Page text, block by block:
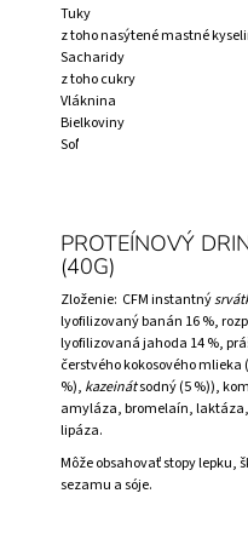
Tuky
z toho nasýtené mastné
Sacharidy
z toho cukry
Vláknina
Bielkoviny
Soľ
PROTEÍNOVÝ
(40G)
Zloženie: CFM instantný
lyofilizovaný banán 16 %,
lyofilizovaná jahoda 14 %,
čerstvého kokosového
%), kazeinátsodný (5 %)),
amyláza, bromelaín,
lipáza.
Môže obsahovať stopy lepku,
sezamu a sóje.